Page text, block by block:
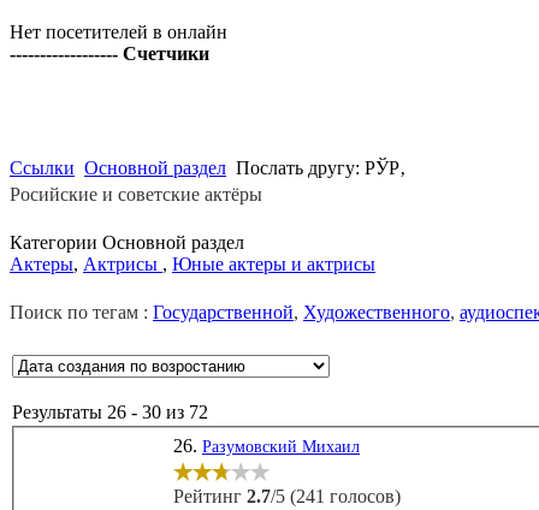
Нет посетителей в онлайн
------------------ Счетчики
Ссылки Основной раздел Послать другу: РЎР‚
Росийские и советские актёры
Категории Основной раздел
Актеры, Актрисы , Юные актеры и актрисы
Поиск по тегам : Государственной, Художественного,
Результаты 26 - 30 из 72
26. Разумовский Михаил
Рейтинг 2.7/5 (241 голосов)